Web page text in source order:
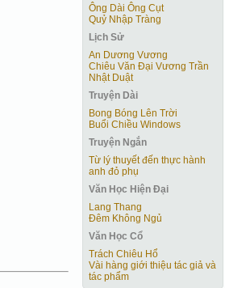
Ông Dài Ông Cụt
Quỷ Nhập Tràng
Lịch Sử
An Dương Vương
Chiêu Văn Đại Vương Trần
Nhật Duật
Truyện Dài
Bong Bóng Lên Trời
Buổi Chiều Windows
Truyện Ngắn
Từ lý thuyết đến thực hành
anh đỏ phụ
Văn Học Hiện Ðại
Lang Thang
Đêm Không Ngủ
Văn Học Cổ
Trách Chiêu Hổ
Vài hàng giới thiệu tác giả và
tác phẩm